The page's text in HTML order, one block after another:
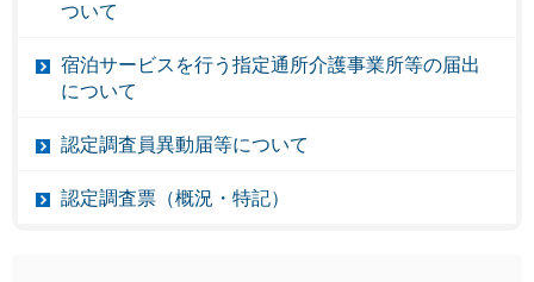
ついて
宿泊サービスを行う指定通所介護事業所等の届出
について
認定調査員異動届等について
認定調査票（概況・特記）